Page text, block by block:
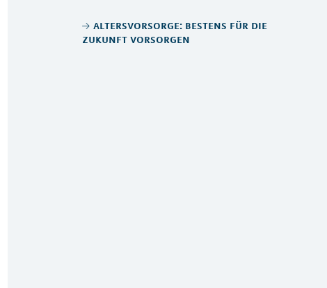
altersvorsorge: bestens für die
zukunft vorsorgen